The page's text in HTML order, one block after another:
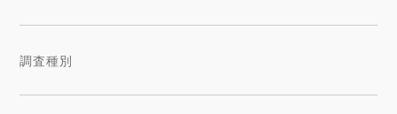
調査種別